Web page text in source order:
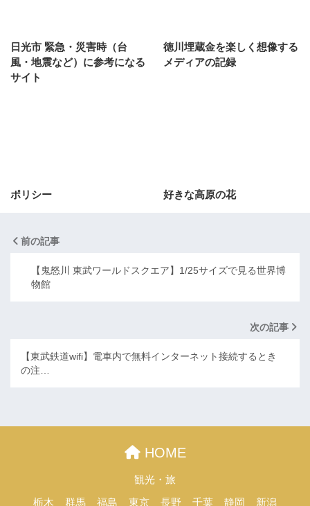
日光市 緊急・災害時（台
風・地震など）に参考になる
サイト
徳川埋蔵金を楽しく想像する
メディアの記録
ポリシー 好きな高原の花
前の記事
【鬼怒川 東武ワールドスクエア】1/25サイズで見る世界博
物館
次の記事
【東武鉄道wifi】電車内で無料インターネット接続するとき
の注…
HOME
観光・旅
栃木 群馬 福島 東京 長野 千葉 静岡 新潟